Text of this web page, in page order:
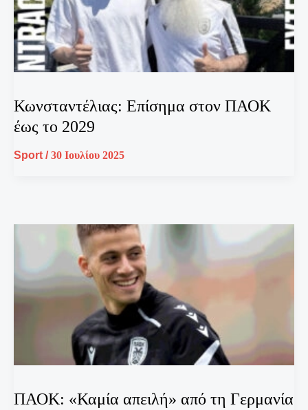
Κωνσταντέλιας: Επίσημα στον ΠΑΟΚ
έως το 2029
Sport /30 Ιουλίου 2025
ΠΑΟΚ: «Καμία απειλή» από τη Γερμανία